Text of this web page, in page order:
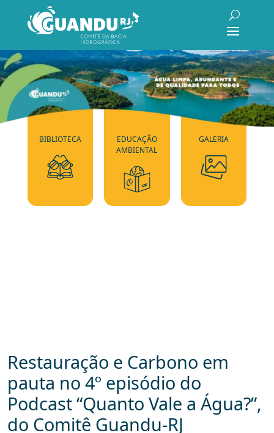
BIBLIOTECA
EDUCAÇÃO
AMBIENTAL
GALERIA
Restauração e Carbono em
pauta no 4º episódio do
Podcast “Quanto Vale a Água?”,
do Comitê Guandu-RJ